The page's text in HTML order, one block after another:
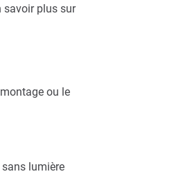
savoir plus sur
ou le
lumière